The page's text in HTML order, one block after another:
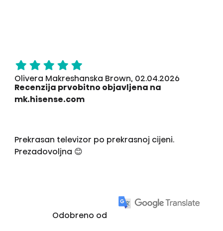
Olivera Makreshanska Brown, 02.04.2026
Recenzija prvobitno objavljena na
mk.hisense.com
Prekrasan televizor po prekrasnoj cijeni.
Prezadovoljna 😊
Odobreno od